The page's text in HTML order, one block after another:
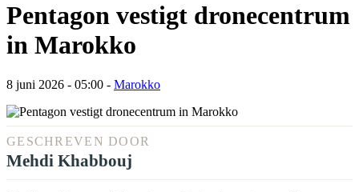
Pentagon vestigt dronecentrum
in Marokko
8 juni 2026 - 05:00 - Marokko
GESCHREVEN DOOR
Mehdi Khabbouj